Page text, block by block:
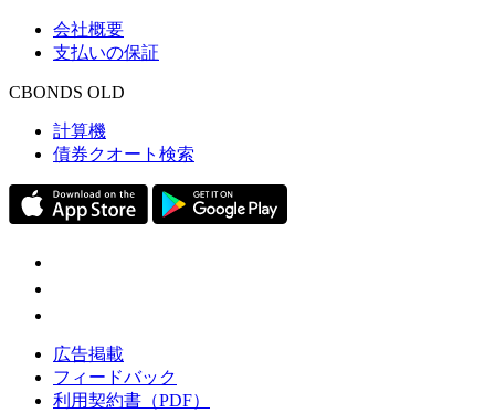
会社概要
支払いの保証
CBONDS OLD
計算機
債券クオート検索
広告掲載
フィードバック
利用契約書（PDF）